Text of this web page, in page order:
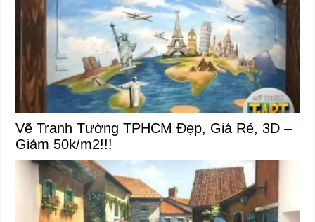
Vẽ Tranh Tường TPHCM Đẹp, Giá Rẻ, 3D –
Giảm 50k/m2!!!